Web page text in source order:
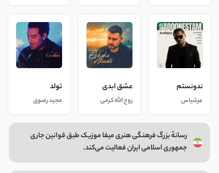
ندونستم
عرشیاس
عشق ابدی
روح الله کرمی
تولد
مجید رضوی
رسانهٔ بزرگ فرهنگی هنری میفا موزیک طبق قوانین جاری
جمهوری اسلامی ایران فعالیت می‌کند.